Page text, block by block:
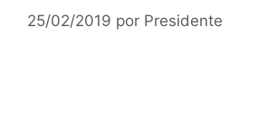
25/02/2019 por Presidente